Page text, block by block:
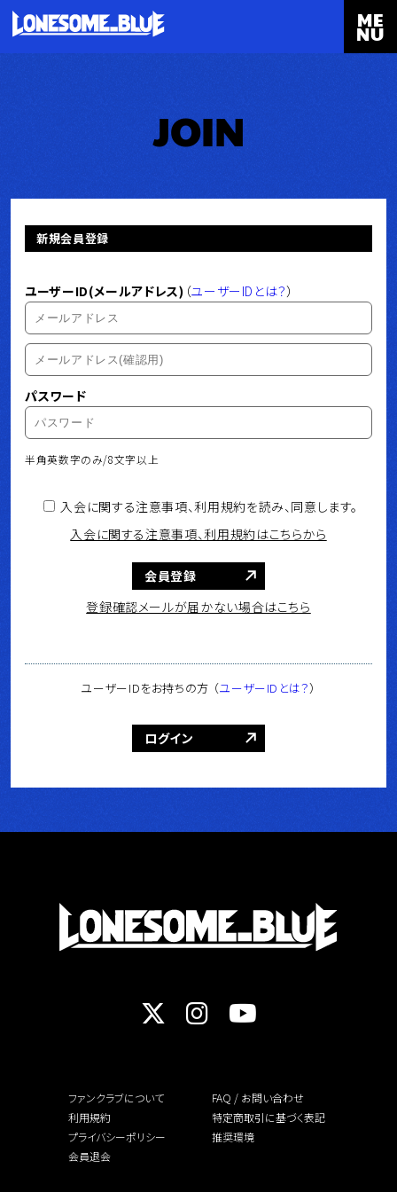
ME
NU
JOIN
新規会員登録
ユーザーID(メールアドレス) （ユーザーIDとは？）
パスワード
半角英数字のみ/8文字以上
入会に関する注意事項、利用規約を読み、同意します。
入会に関する注意事項、利用規約はこちらから
会員登録
登録確認メールが届かない場合はこちら
ユーザーIDをお持ちの方 （ユーザーIDとは？）
ログイン
ファンクラブについて
FAQ / お問い合わせ
利用規約
特定商取引に基づく表記
プライバシーポリシー
推奨環境
会員退会